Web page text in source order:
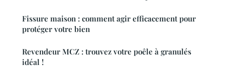
Fissure maison : comment agir efficacement pour
protéger votre bien
Revendeur MCZ : trouvez votre poêle à granulés
idéal !